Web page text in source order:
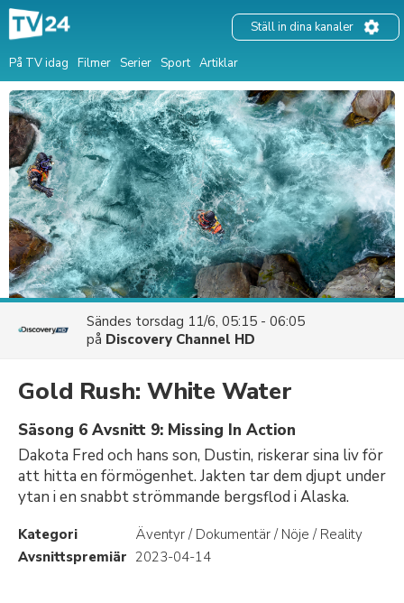
På TV idag Filmer Serier Sport Artiklar
Ställ in dina kanaler
Sändes torsdag 11/6, 05:15 - 06:05
på Discovery Channel HD
Gold Rush: White Water
Säsong 6 Avsnitt 9: Missing In Action
Dakota Fred och hans son, Dustin, riskerar sina liv för
att hitta en förmögenhet. Jakten tar dem djupt under
ytan i en snabbt strömmande bergsflod i Alaska.
Kategori
Äventyr / Dokumentär / Nöje / Reality
Avsnittspremiär 2023-04-14